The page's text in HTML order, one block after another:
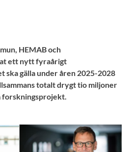
HEMAB och
ett nytt fyraårigt
ska gälla under åren 2025-2028
totalt drygt tio miljoner
forskningsprojekt.